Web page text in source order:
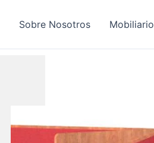
Sobre Nosotros Mobiliario